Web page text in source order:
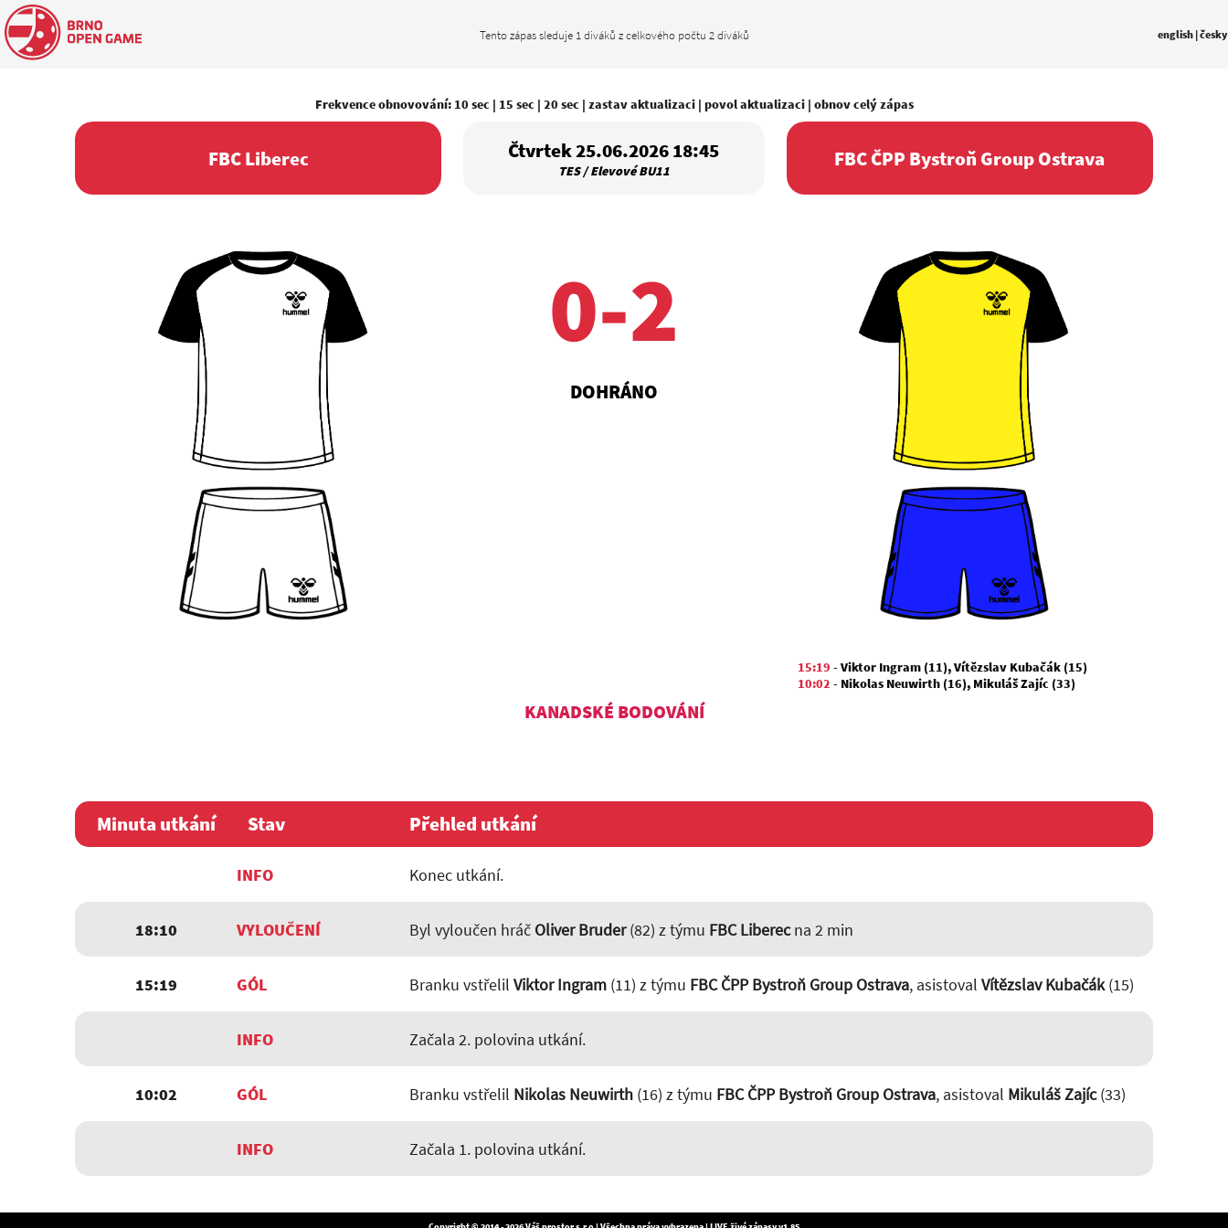
Tento zápas sleduje 1 diváků z celkového počtu 2 diváků english |česky
Frekvence obnovování: 10 sec | 15 sec | 20 sec | zastav aktualizaci| povol aktualizaci| obnov celý zápas
FBC Liberec Čtvrtek 25.06.2026 18:45
TES / Elevové BU11 FBC ČPP Bystroň Group Ostrava
0-2
DOHRÁNO
KANADSKÉ BODOVÁNÍ
15:19 -Viktor Ingram (11),Vítězslav Kubačák (15)
10:02 - Nikolas Neuwirth (16), Mikuláš Zajíc (33)
Minuta utkání Stav Přehled utkání
INFO Konec utkání.
18:10 VYLOUČENÍ Byl vyloučen hráč Oliver Bruder(82) z týmu FBC Liberecna 2 min
15:19 GÓL Branku vstřelil Viktor Ingram(11) z týmu FBC ČPP Bystroň Group Ostrava, asistoval Vítězslav Kubačák(15)
INFO Začala 2. polovina utkání.
10:02 GÓL Branku vstřelil Nikolas Neuwirth(16) z týmu FBC ČPP Bystroň Group Ostrava, asistoval Mikuláš Zajíc(33)
INFO Začala 1. polovina utkání.